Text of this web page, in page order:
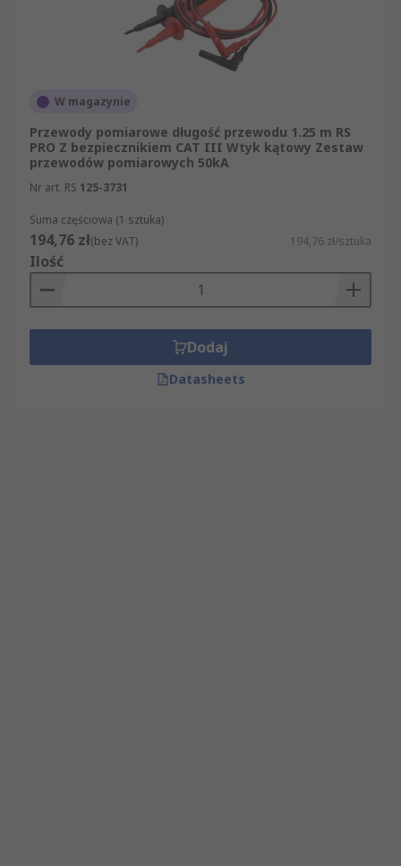
W magazynie
Przewody pomiarowe długość przewodu 1.25 m RS
PRO Z bezpiecznikiem CAT III Wtyk kątowy Zestaw
przewodów pomiarowych 50kA
Nr art. RS 125-3731
Suma częściowa (1 sztuka)
194,76 zł(bez VAT) 194,76 zł/sztuka
Ilość
Dodaj
Datasheets